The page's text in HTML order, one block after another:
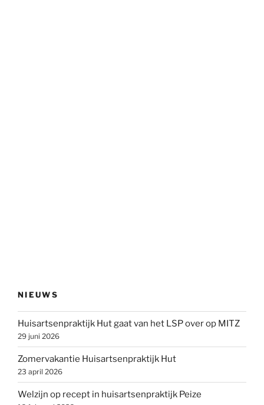
NIEUWS
Huisartsenpraktijk Hut gaat van het LSP over op MITZ
29 juni 2026
Zomervakantie Huisartsenpraktijk Hut
23 april 2026
Welzijn op recept in huisartsenpraktijk Peize